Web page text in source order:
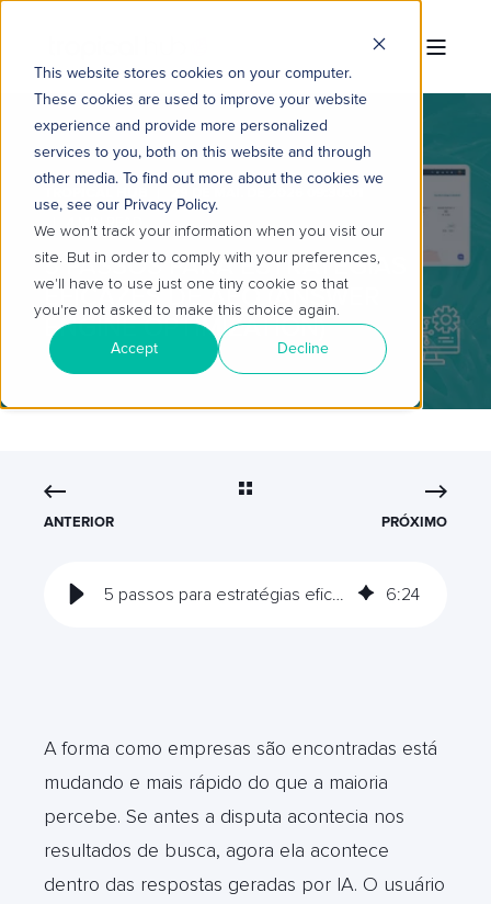
This website stores cookies on your computer.
These cookies are used to improve your website
experience and provide more personalized
services to you, both on this website and through
other media. To find out more about the cookies we
use, see our Privacy Policy.
We won't track your information when you visit our
site. But in order to comply with your preferences,
we'll have to use just one tiny cookie so that
you're not asked to make this choice again.
Accept Decline
4 MIN READ
5 PASSOS PARA ESTRATÉGIAS
EFICAZES DE AEO (ANSWER
ENGINE OPTIMIZATION)
ANTERIOR PRÓXIMO
5 passos para estratégias eficazes de AEO (Answer Engine Optimization) 6:24
Aforma como empresas são encontradas está
mudando e mais rápido do que a maioria
percebe. Se antes a disputa acontecia nos
resultados de busca, agora ela acontece
dentro das respostas geradas por IA. O usuário